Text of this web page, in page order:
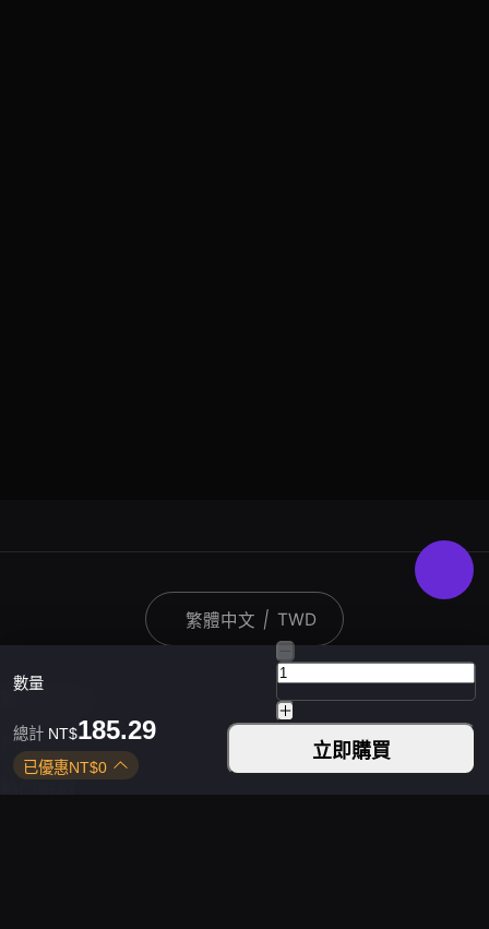
數量
總計 NT$185.29
已優惠NT$0
立即購買
繁體中文 | TWD
常見問題
熱門遊戲